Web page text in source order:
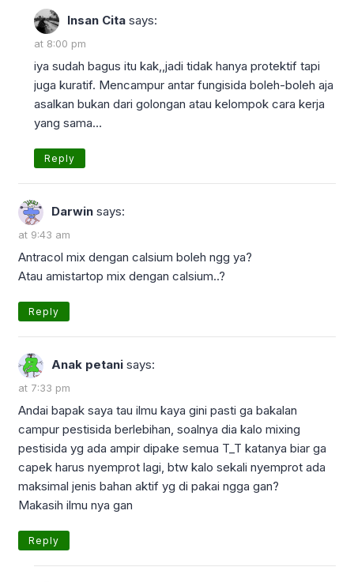
Insan Cita says:
at 8:00 pm
iya sudah bagus itu kak,,jadi tidak hanya protektif tapi
juga kuratif. Mencampur antar fungisida boleh-boleh aja
asalkan bukan dari golongan atau kelompok cara kerja
yang sama…
Reply
Darwin says:
at 9:43 am
Antracol mix dengan calsium boleh ngg ya?
Atau amistartop mix dengan calsium..?
Reply
Anak petani says:
at 7:33 pm
Andai bapak saya tau ilmu kaya gini pasti ga bakalan
campur pestisida berlebihan, soalnya dia kalo mixing
pestisida yg ada ampir dipake semua T_T katanya biar ga
capek harus nyemprot lagi, btw kalo sekali nyemprot ada
maksimal jenis bahan aktif yg di pakai ngga gan?
Makasih ilmu nya gan
Reply